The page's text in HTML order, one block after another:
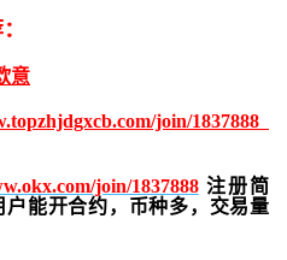
意
join/1837888
join/1837888注册简
能开合约， 币种多，交易量